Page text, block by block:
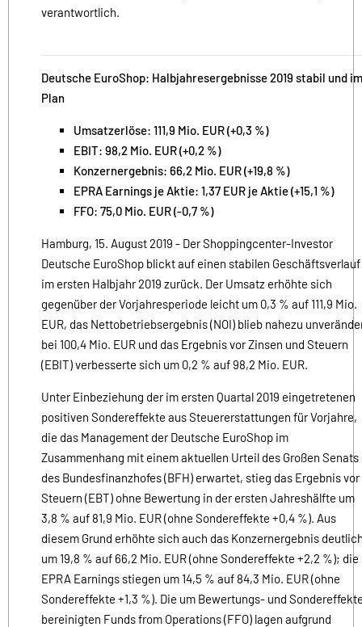
verantwortlich.
Deutsche EuroShop: Halbjahresergebnisse 2019 stabil und im
Plan
Umsatzerlöse: 111,9 Mio. EUR (+0,3 %)
EBIT: 98,2 Mio. EUR (+0,2 %)
Konzernergebnis: 66,2 Mio. EUR (+19,8 %)
EPRA Earnings je Aktie: 1,37 EUR je Aktie (+15,1 %)
FFO: 75,0 Mio. EUR (-0,7 %)
Hamburg, 15. August 2019 - Der Shoppingcenter-Investor
Deutsche EuroShop blickt auf einen stabilen Geschäftsverlauf
im ersten Halbjahr 2019 zurück. Der Umsatz erhöhte sich
gegenüber der Vorjahresperiode leicht um 0,3 % auf 111,9 Mio.
EUR, das Nettobetriebsergebnis (NOI) blieb nahezu
bei 100,4 Mio. EUR und das Ergebnis vor Zinsen und Steuern
(EBIT) verbesserte sich um 0,2 % auf 98,2 Mio. EUR.
Unter Einbeziehung der im ersten Quartal 2019 eingetretenen
positiven Sondereffekte aus Steuererstattungen für Vorjahre,
die das Management der Deutsche EuroShop im
Zusammenhang mit einem aktuellen Urteil des Großen Senats
des Bundesfinanzhofes (BFH) erwartet, stieg das Ergebnis vor
Steuern (EBT) ohne Bewertung in der ersten Jahreshälfte um
3,8 % auf 81,9 Mio. EUR (ohne Sondereffekte +0,4 %). Aus
diesem Grund erhöhte sich auch das Konzernergebnis
um 19,8 % auf 66,2 Mio. EUR (ohne Sondereffekte +2,2 %); die
EPRA Earnings stiegen um 14,5 % auf 84,3 Mio. EUR (ohne
Sondereffekte +1,3 %). Die um Bewertungs- und
bereinigten Funds from Operations (FFO) lagen aufgrund